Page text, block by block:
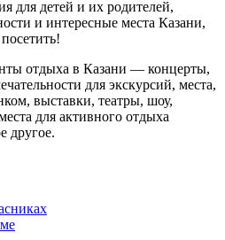
для детей и их родителей,
и интересные места Казани,
отдыха в Казани — концерты,
для экскурсий, места,
выставки, театры, шоу,
для активного отдыха
другое.